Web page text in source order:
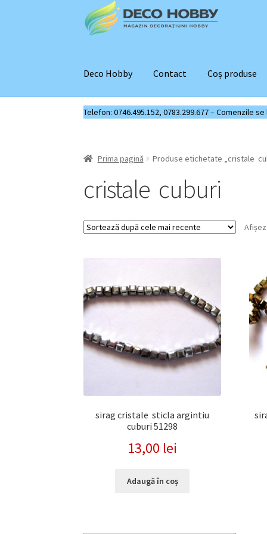
Sari
la
navigare
Sari
la
conținut
Deco Hobby Contact Coș produse
Telefon: 0746.495.152, 0783.299.677 – Comenzile
Prima pagină Produse etichetate „cristale
cristale cuburi
sirag cristale sticla argintiu
cuburi 51298
13,00 lei
Adaugă în coș